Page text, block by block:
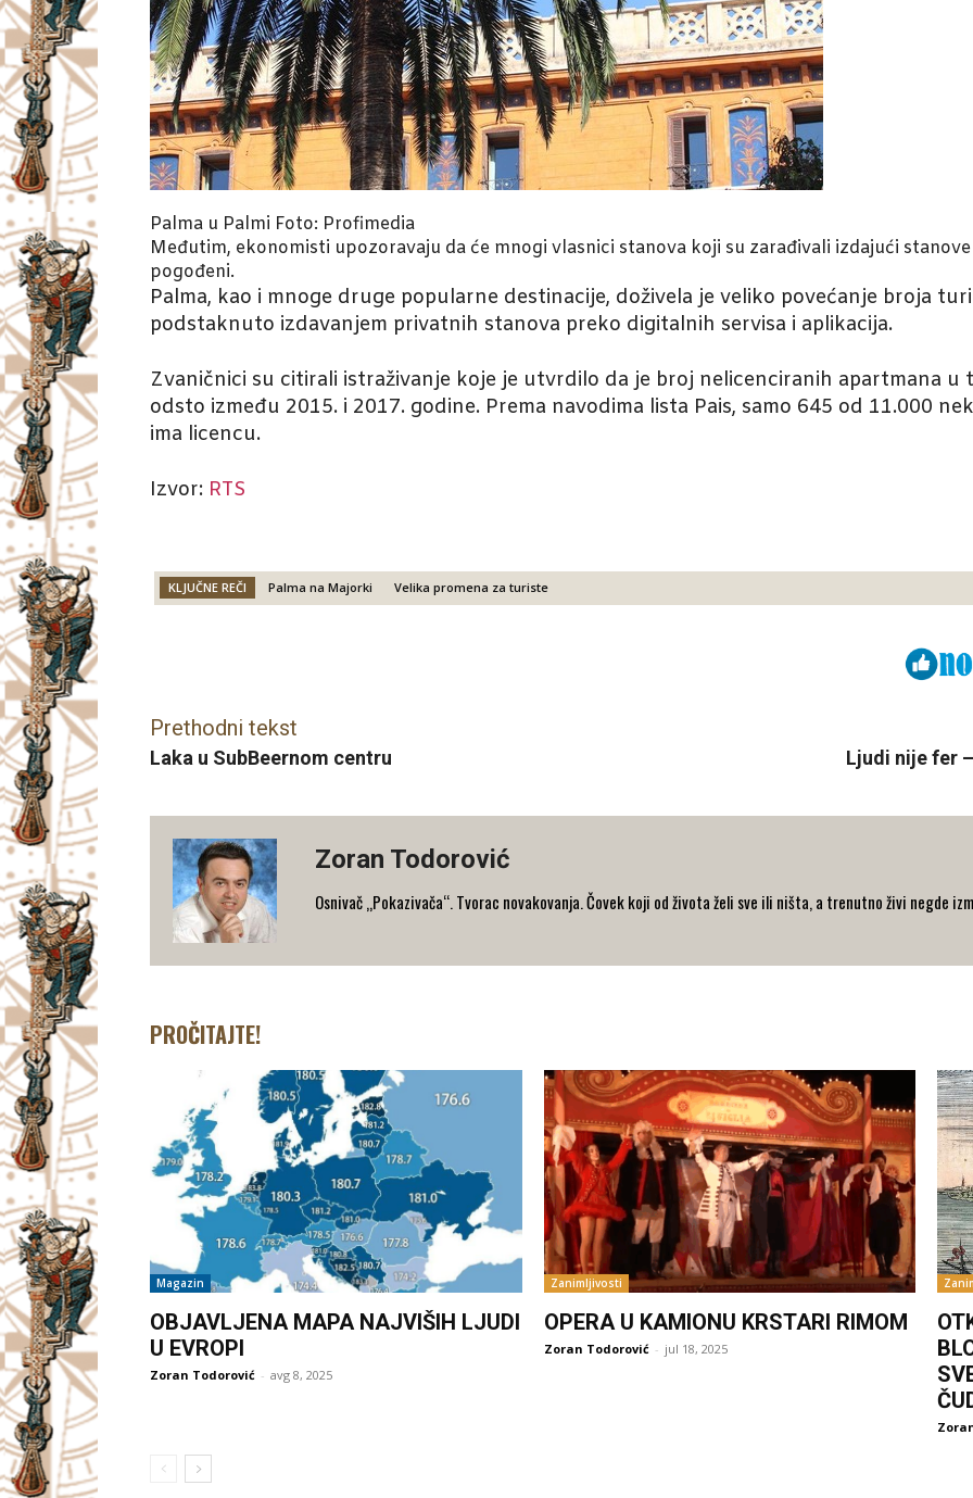
Palma u Palmi Foto: Profimedia
Međutim, ekonomisti upozoravaju da će mnogi vlasnici stanova koji su zarađivali izdajući
pogođeni.
Palma, kao i mnoge druge popularne destinacije, doživela je veliko povećanje broja
podstaknuto izdavanjem privatnih stanova preko digitalnih servisa i aplikacija.
Zvaničnici su citirali istraživanje koje je utvrdilo da je broj nelicenciranih apartmana
odsto između 2015. i 2017. godine. Prema navodima lista Pais, samo 645 od 11.000
ima licencu.
Izvor: RTS
KLJUČNE REČI Palma na Majorki Velika promena za turiste
Prethodni tekst
Laka u SubBeernom centru Ljudi nije fer
Zoran Todorović
Osnivač „Pokazivača“. Tvorac novakovanja. Čovek koji od života želi sve ili ništa, a trenutno živi negde
PROČITAJTE!
Magazin
OBJAVLJENA MAPA NAJVIŠIH LJUDI
U EVROPI
Zoran Todorović - avg 8, 2025
Zanimljivosti
OPERA U KAMIONU KRSTARI RIMOM
Zoran Todorović - jul 18, 2025